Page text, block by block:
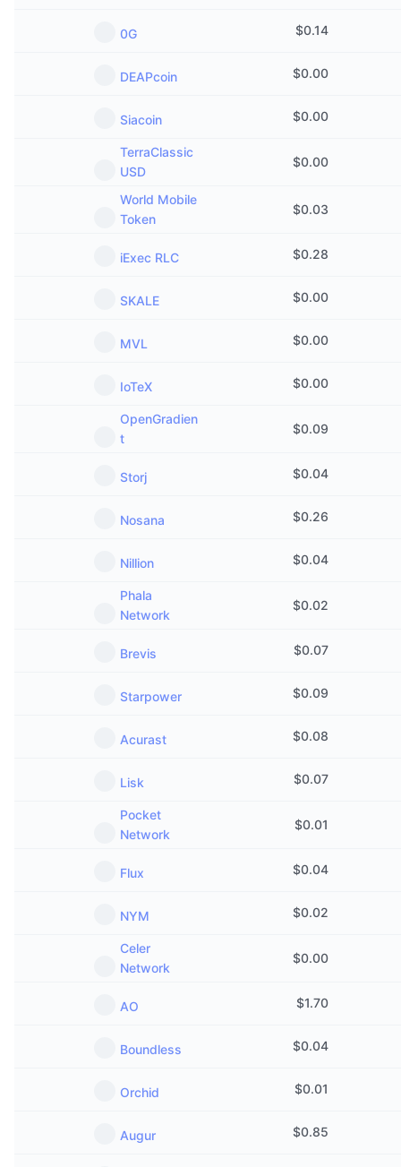
0G $0.14
DEAPcoin $0.00
Siacoin $0.00
TerraClassic
USD
$0.00
World Mobile
Token
$0.03
iExec RLC $0.28
SKALE $0.00
MVL $0.00
IoTeX $0.00
OpenGradien
t
$0.09
Storj $0.04
Nosana $0.26
Nillion $0.04
Phala
Network
$0.02
Brevis $0.07
Starpower $0.09
Acurast $0.08
Lisk $0.07
Pocket
Network
$0.01
Flux $0.04
NYM $0.02
Celer
Network
$0.00
AO $1.70
Boundless $0.04
Orchid $0.01
Augur $0.85